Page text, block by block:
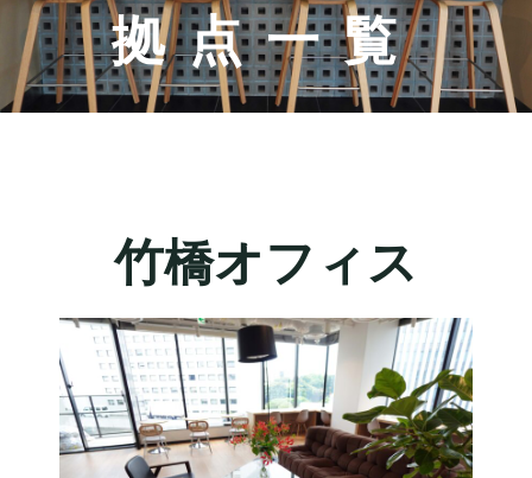
拠点一覧
竹橋オフィス